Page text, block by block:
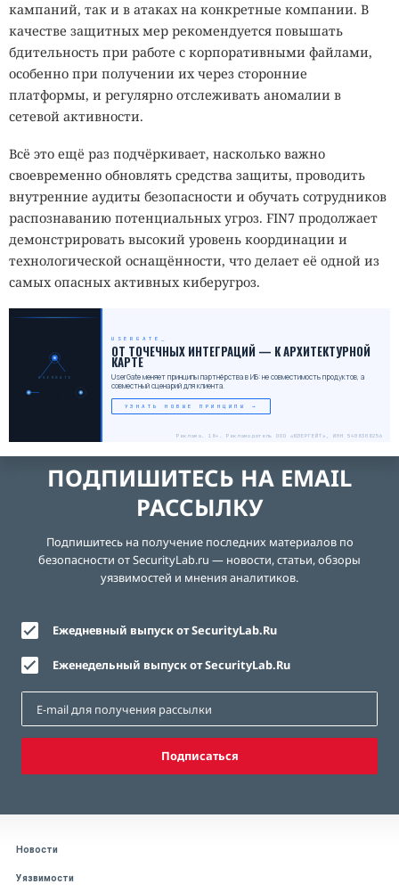
кампаний, так и в атаках на конкретные компании. В
качестве защитных мер рекомендуется повышать
бдительность при работе с корпоративными файлами,
особенно при получении их через сторонние
платформы, и регулярно отслеживать аномалии в
сетевой активности.
Всё это ещё раз подчёркивает, насколько важно
своевременно обновлять средства защиты, проводить
внутренние аудиты безопасности и обучать сотрудников
распознаванию потенциальных угроз. FIN7 продолжает
демонстрировать высокий уровень координации и
технологической оснащённости, что делает её одной из
самых опасных активных киберугроз.
USERGATE
USERGATE
ОТ ТОЧЕЧНЫХ ИНТЕГРАЦИЙ — К АРХИТЕКТУРНОЙ
КАРТЕ
UserGate меняет принципы партнёрства в ИБ: не совместимость продуктов, а
совместный сценарий для клиента.
УЗНАТЬ НОВЫЕ ПРИНЦИПЫ →
Реклама. 18+. Рекламодатель ООО «ЮЗЕРГЕЙТ», ИНН 5408308256
ПОДПИШИТЕСЬ НА EMAIL
РАССЫЛКУ
Подпишитесь на получение последних материалов по
безопасности от SecurityLab.ru — новости, статьи, обзоры
уязвимостей и мнения аналитиков.
Ежедневный выпуск от SecurityLab.Ru
Еженедельный выпуск от SecurityLab.Ru
Подписаться
Новости
Уязвимости